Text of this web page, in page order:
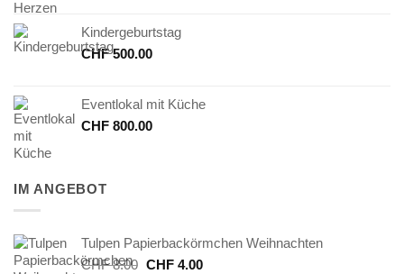
Kindergeburtstag
CHF500.00
Eventlokal mit Küche
CHF 800.00
IM ANGEBOT
Tulpen Papierbackörmchen Weihnachten
CHF8.00 Ursprünglicher
CHF4.00Aktueller